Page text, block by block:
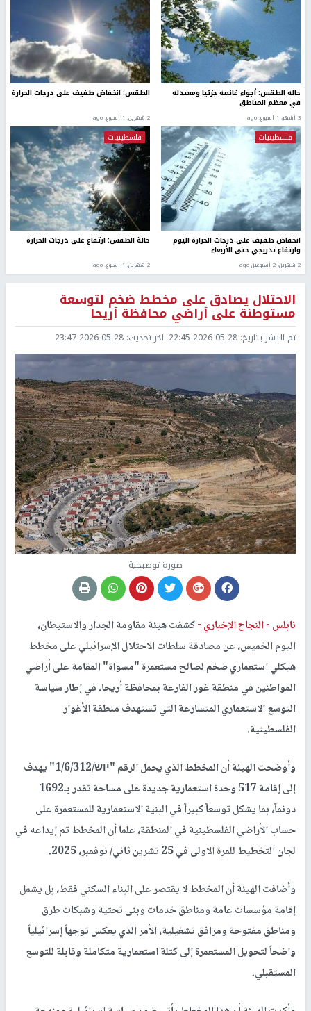
حالة الطقس: أجواء غائمة جزئيا ومعتدلة
في معظم المناطق
3 أشهر، 1 اسبوع. ago
الطقس: انخفاض طفيف على درجات الحرارة
2 شهرين، 1 اسبوع. ago
فلسطينيات
انخفاض طفيف على درجات الحرارة اليوم
وارتفاع تدريجي حتى الأربعاء
2 شهرين، 2 أسبوعين ago
فلسطينيات
حالة الطقس: ارتفاع على درجات الحرارة
2 شهرين، 1 اسبوع. ago
الاحتلال يصادق على مخطط ضخم لتوسعة
مستوطنة على أراضي محافظة أريحا
تم النشر بتاريخ: 2026-05-28 22:45 اخر تحديث: 2026-05-28 23:47
صورة توضيحية
نابلس -النجاح الإخباري -كشفت هيئة مقاومة الجدار والاستيطان،
اليوم الخميس، عن مصادقة سلطات الاحتلال الإسرائيلي على مخطط
هيكلي استعماري ضخم لصالح مستعمرة "مسواة" المقامة على أراضي
المواطنين في منطقة غور الفارعة بمحافظة أريحا، في إطار سياسة
التوسع الاستعماري المتسارعة التي تستهدف منطقة الأغوار
الفلسطينية.
وأوضحت الهيئة أن المخطط الذي يحمل الرقم "יוש/1/6/312" يهدف
إلى إقامة 517 وحدة استعمارية جديدة على مساحة تقدر بـ1692
دونماً، بما يشكل توسعاً كبيراً في البنية الاستعمارية للمستعمرة على
حساب الأراضي الفلسطينية في المنطقة، علما أن المخطط تم إيداعه في
لجان التخطيط للمرة الاولى في 25 تشرين ثاني/ نوفمبر، 2025.
وأضافت الهيئة أن المخطط لا يقتصر على البناء السكني فقط، بل يشمل
إقامة مؤسسات عامة ومناطق خدمات وبنى تحتية وشبكات طرق
ومناطق مفتوحة ومرافق تشغيلية، الأمر الذي يعكس توجهاً إسرائيلياً
واضحاً لتحويل المستعمرة إلى كتلة استعمارية متكاملة وقابلة للتوسع
المستقبلي.